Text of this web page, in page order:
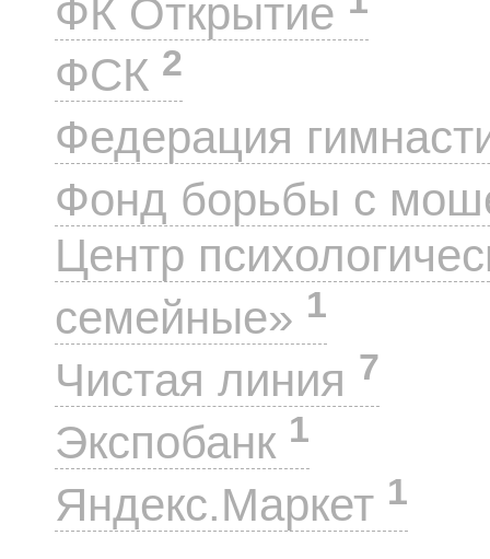
ФК Открытие
ФСК 2
Федерация
Фонд борьбы с
Центр
семейные» 1
Чистая линия 7
Экспобанк 1
Яндекс.Маркет 1